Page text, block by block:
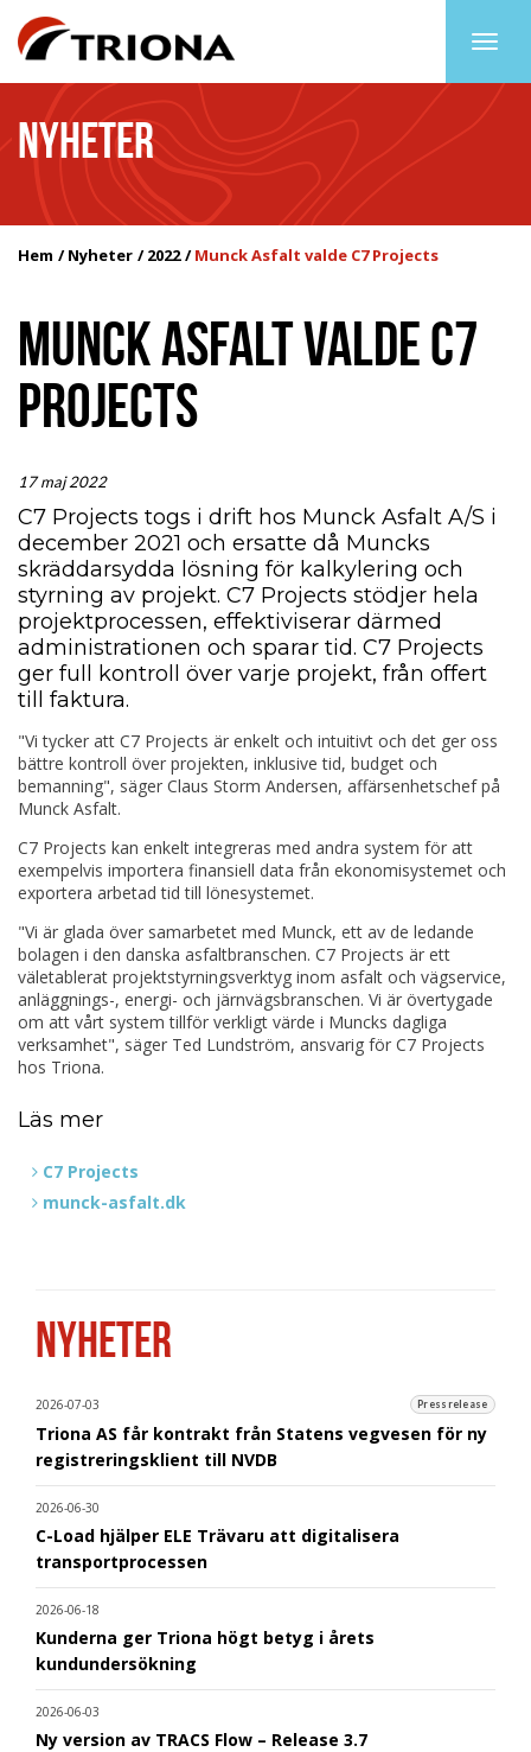
NYHETER
Hem Nyheter 2022 Munck Asfalt valde C7 Projects
MUNCK ASFALT VALDE C7
PROJECTS
17 maj 2022
C7 Projects togs i drift hos Munck Asfalt A/S i
december 2021 och ersatte då Muncks
skräddarsydda lösning för kalkylering och
styrning av projekt. C7 Projects stödjer hela
projektprocessen, effektiviserar därmed
administrationen och sparar tid. C7 Projects
ger full kontroll över varje projekt, från offert
till faktura.
"Vi tycker att C7 Projects är enkelt och intuitivt och det ger oss
bättre kontroll över projekten, inklusive tid, budget och
bemanning", säger Claus Storm Andersen, affärsenhetschef på
Munck Asfalt.
C7 Projects kan enkelt integreras med andra system för att
exempelvis importera finansiell data från ekonomisystemet och
exportera arbetad tid till lönesystemet.
"Vi är glada över samarbetet med Munck, ett av de ledande
bolagen i den danska asfaltbranschen. C7 Projects är ett
väletablerat projektstyrningsverktyg inom asfalt och vägservice,
anläggnings-, energi- och järnvägsbranschen. Vi är övertygade
om att vårt system tillför verkligt värde i Muncks dagliga
verksamhet", säger Ted Lundström, ansvarig för C7 Projects
hos Triona.
Läs mer
C7 Projects
munck-asfalt.dk
NYHETER
2026-07-03 Pressrelease
Triona AS får kontrakt från Statens vegvesen för ny
registreringsklient till NVDB
2026-06-30
C-Load hjälper ELE Trävaru att digitalisera
transportprocessen
2026-06-18
Kunderna ger Triona högt betyg i årets
kundundersökning
2026-06-03
Ny version av TRACS Flow – Release 3.7